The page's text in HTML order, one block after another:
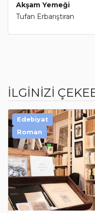
Akşam Yemeği
Tufan Erbarıştıran
İLGİNİZİ
Edebiyat
Roman